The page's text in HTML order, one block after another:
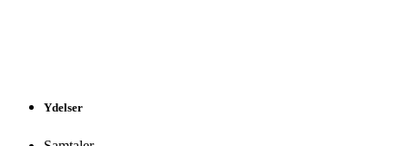
Ydelser